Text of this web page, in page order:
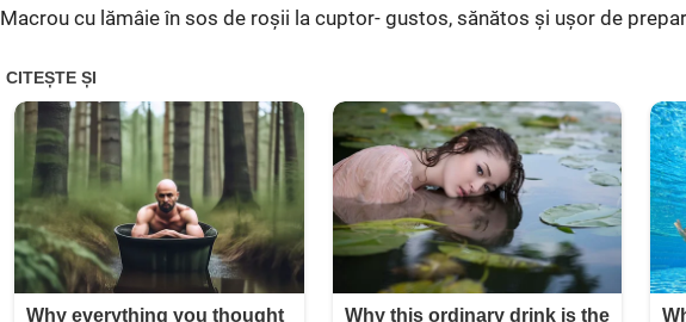
Macrou cu lămâie în sos de roșii la cuptor- gustos, sănătos și ușor de